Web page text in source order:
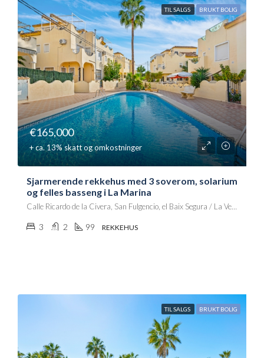
TIL SALGS BRUKT BOLIG
€165,000
+ ca. 13% skatt og omkostninger
Sjarmerende rekkehus med 3 soverom, solarium
og felles basseng i La Marina
Calle Ricardo de la Civera, San Fulgencio, el Baix Segura / La Vega Baja, Alacant / Alicante, Comunitat Valenciana, 03177, España
3 2 99 REKKEHUS
TIL SALGS BRUKT BOLIG